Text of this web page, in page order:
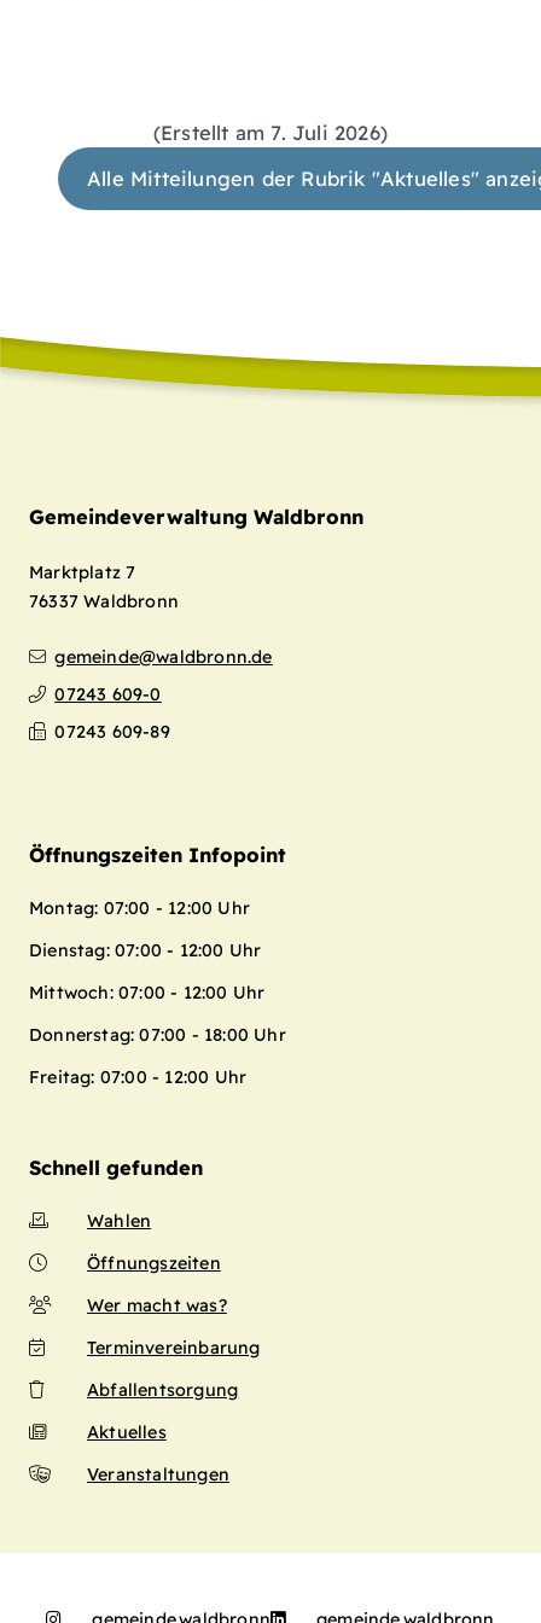
(Erstellt am 7. Juli 2026)
Alle Mitteilungen der Rubrik "Aktuelles"
Gemeindeverwaltung Waldbronn
Marktplatz 7
76337 Waldbronn
gemeinde@waldbronn.de
07243 609-0
07243 609-89
Öffnungszeiten Infopoint
Montag: 07:00 - 12:00 Uhr
Dienstag: 07:00 - 12:00 Uhr
Mittwoch: 07:00 - 12:00 Uhr
Donnerstag: 07:00 - 18:00 Uhr
Freitag: 07:00 - 12:00 Uhr
Schnell gefunden
Wahlen
Öffnungszeiten
Wer macht was?
Terminvereinbarung
Abfallentsorgung
Aktuelles
Veranstaltungen